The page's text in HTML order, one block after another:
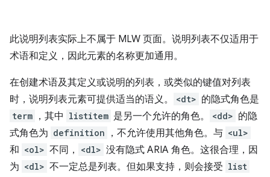
此说明列表实际上不属于 MLW 页面。说明列表不仅适用于
术语和定义，因此元素的名称更加通用。
在创建术语及其定义或说明的列表，或类似的键值对列表
时，说明列表元素可提供适当的语义。
<dt> 的隐式角色是
term ，其中 listitem 是另一个允许的角色。 <dd> 的隐
式角色为 definition ，不允许使用其他角色。与 <ul>
和 <ol> 不同， <dl> 没有隐式 ARIA 角色。这很合理，因
为 <dl> 不一定总是列表。但如果支持，则会接受 list